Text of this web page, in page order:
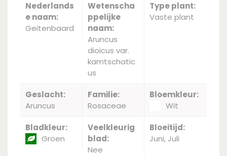
Nederlands
e naam:
Geitenbaard
Wetenscha
ppelijke
naam:
Aruncus
dioicus var.
kamtschatic
us
Type plant:
Vaste plant
Geslacht:
Aruncus
Familie:
Rosaceae
Bloemkleur:
Wit
Bladkleur:
Groen
Veelkleurig
blad:
Nee
Bloeitijd:
Juni, Juli